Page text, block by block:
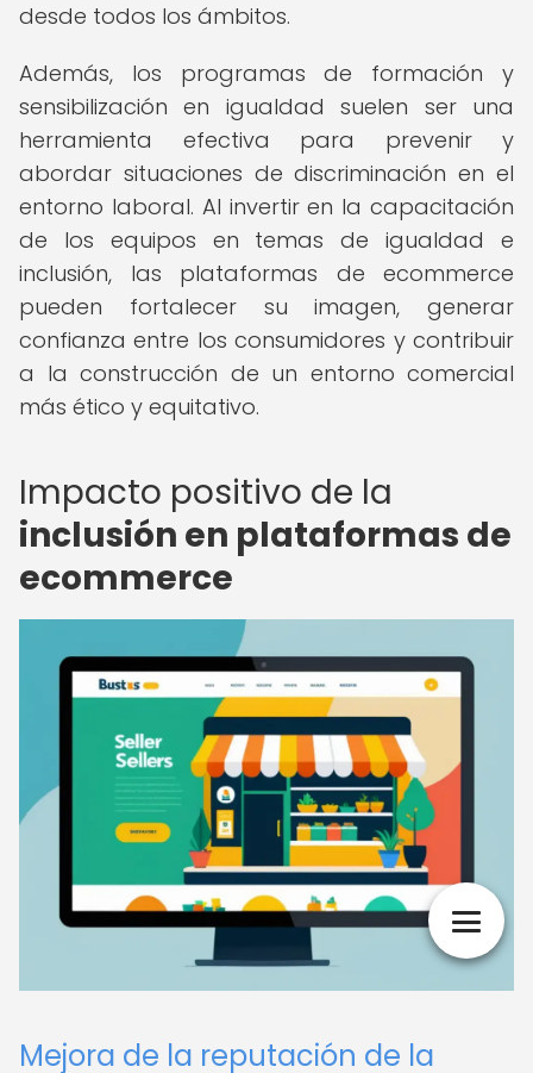
desde todos los ámbitos.
Además, los programas de formación y
sensibilización en igualdad suelen ser una
herramienta efectiva para prevenir y
abordar situaciones de discriminación en el
entorno laboral. Al invertir en la capacitación
de los equipos en temas de igualdad e
inclusión, las plataformas de ecommerce
pueden fortalecer su imagen, generar
confianza entre los consumidores y contribuir
a la construcción de un entorno comercial
más ético y equitativo.
Impacto positivo de la
inclusión en plataformas de
ecommerce
Mejora de la reputación de la